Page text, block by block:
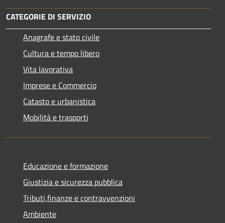
CATEGORIE DI SERVIZIO
Anagrafe e stato civile
Cultura e tempo libero
Vita lavorativa
Imprese e Commercio
Catasto e urbanistica
Mobilità e trasporti
Educazione e formazione
Giustizia e sicurezza pubblica
Tributi,finanze e contravvenzioni
Ambiente